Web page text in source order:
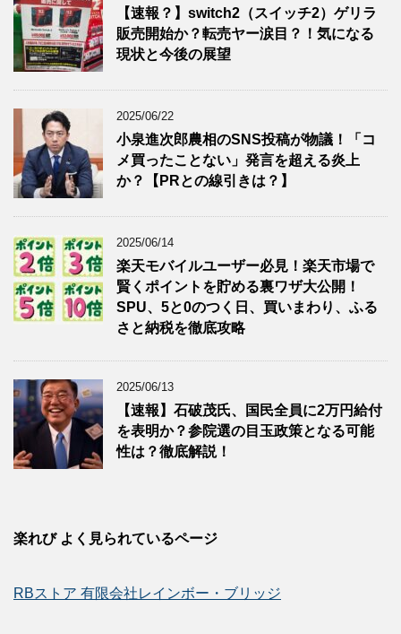
【速報？】switch2（スイッチ2）ゲリラ
販売開始か？転売ヤー涙目？！気になる
現状と今後の展望
2025/06/22
小泉進次郎農相のSNS投稿が物議！「コ
メ買ったことない」発言を超える炎上
か？【PRとの線引きは？】
2025/06/14
楽天モバイルユーザー必見！楽天市場で
賢くポイントを貯める裏ワザ大公開！
SPU、5と0のつく日、買いまわり、ふる
さと納税を徹底攻略
2025/06/13
【速報】石破茂氏、国民全員に2万円給付
を表明か？参院選の目玉政策となる可能
性は？徹底解説！
楽れび よく見られているページ
RBストア 有限会社レインボー・ブリッジ